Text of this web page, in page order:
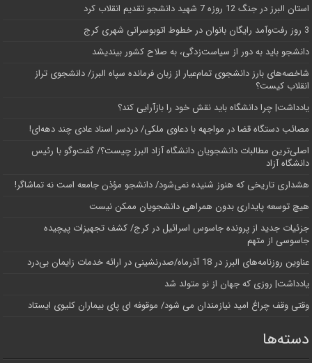
استان البرز در جنگ 12 روزه 7 شهید دانشجو تقدیم انقلاب کرد
3 روز رفت‌وآمد رایگان بانوان در خطوط اتوبوسرانی شهری کرج
دانشجو باید به دور از سیاست‌زدگی، به صلاح کشور بیندیشد
شاخصه‌های بارز دانشجوی تمام‌عیار از زبان فرمانده سپاه البرز/ دانشجوی تراز
انقلاب کیست؟
یادداشت| چرا دانشگاه باید نقش خود را بازآرایی کند؟
مصائب دستگاه قضا در مواجهه با دعاوی ملکی/ دردسر اسناد عادی چند‌ دهه‌ای!
اصلی‌ترین مطالبات دانشجویان دانشگاه آزاد البرز چیست؟/ گفت‌وگو با رئیس
دانشگاه آز‌اد
هشداری تاریخی که هنوز شنیده نمی‌شود/ دانشجو مؤذن جامعه است نه تماشاگر!
هیچ توسعه پایداری بدون همراهی دانشجویان ممکن نیست
جزئیات جدید از پرونده جاسوس اسرائیل در کرج/‌ کشف تجهیزات پیچیده
جاسوسی از متهم
عناوین روزنامه‌های البرز در ‌18 آذرماه/صدرنشینی در ارائه خدمات زایمان بی‌درد
یادداشت| روزی که جهان از نو متولد شد
وقتی وقف چراغ امید نیازمندان می شود/ موقوفه ای پای بیماران کلیوی ایستاد
دسته‌ها